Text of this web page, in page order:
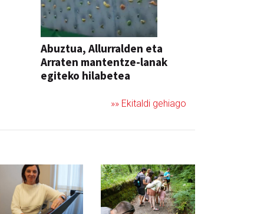
Abuztua, Allurralden eta
Arraten mantentze-lanak
egiteko hilabetea
»» Ekitaldi gehiago